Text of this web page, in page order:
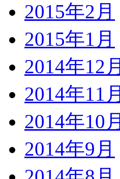
2015年2月
2015年1月
2014年12月
2014年11月
2014年10月
2014年9月